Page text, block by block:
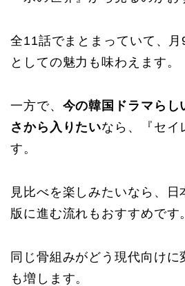
全11話でまとまっていて、月
としての魅力も味わえます。
一方で、 今の韓国ドラマらし
さから入りたいなら、『セイ
す。
見比べを楽しみたいなら、日
版に進む流れもおすすめです
同じ骨組みがどう現代向けに
も増します。